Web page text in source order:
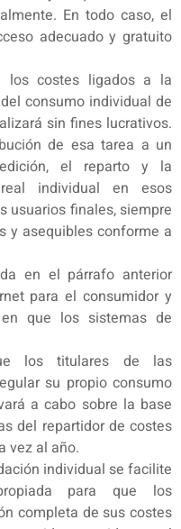
En todo caso, el
adecuado y gratuito
los costes ligados a la
consumo individual de
sin fines lucrativos.
de esa tarea a un
el reparto y la
individual en esos
usuarios finales, siempre
y asequibles conforme a
en el párrafo anterior
para el consumidor y
que los sistemas de
los titulares de las
su propio consumo
a cabo sobre la base
del repartidor de costes
vez al año.
individual se facilite
para que los
completa de sus costes